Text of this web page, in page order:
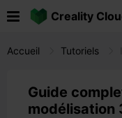
Creality
Accueil Tutoriels
Guide
modélisation